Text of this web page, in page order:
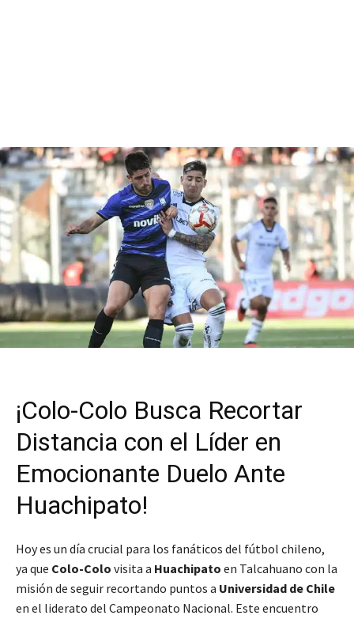
¡Colo-Colo Busca Recortar
Distancia con el Líder en
Emocionante Duelo Ante
Huachipato!
Hoy es un día crucial para los fanáticos del fútbol chileno,
ya que Colo-Colo visita a Huachipato en Talcahuano con la
misión de seguir recortando puntos a Universidad de Chile
en el liderato del Campeonato Nacional. Este encuentro